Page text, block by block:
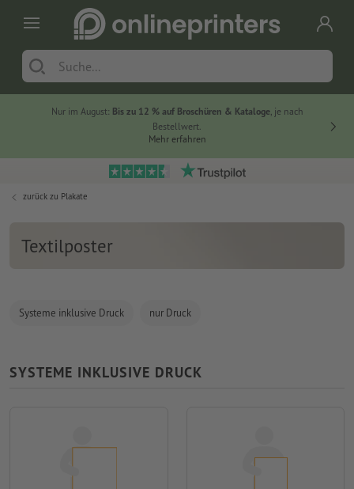
Nur im August: Bis zu 12 % auf Broschüren & Kataloge, je nach
Bestellwert.
Mehr erfahren
zurück zu Plakate
Textilposter
Systeme inklusive Druck nur Druck
SYSTEME INKLUSIVE DRUCK